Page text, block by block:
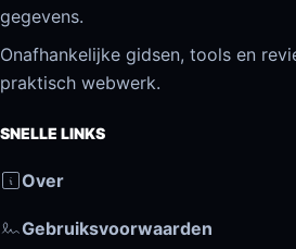
gegevens.
Onafhankelijke gidsen, tools en
praktisch webwerk.
SNELLE LINKS
Over
Gebruiksvoorwaarden